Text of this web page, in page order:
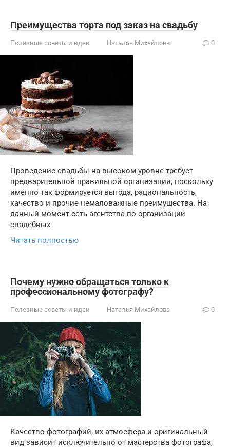
Преимущества торта под заказ на свадьбу
Полезные советы и идеи Наталья Михайлова 0
Проведение свадьбы на высоком уровне требует
предварительной правильной организации, поскольку
именно так формируется выгода, рациональность,
качество и прочие немаловажные преимущества. На
данный момент есть агентства по организации
свадебных
Читать полностью
Почему нужно обращаться только к
профессиональному фотографу?
Полезные советы и идеи Наталья Михайлова 0
Качество фотографий, их атмосфера и оригинальный
вид зависит исключительно от мастерства фотографа,